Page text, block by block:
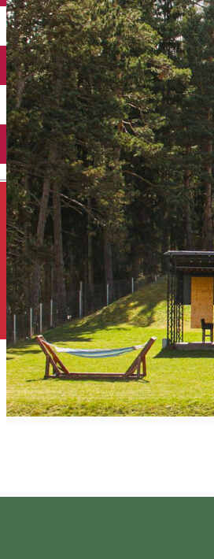
English
Închirieri auto
Închirieri de biciclete